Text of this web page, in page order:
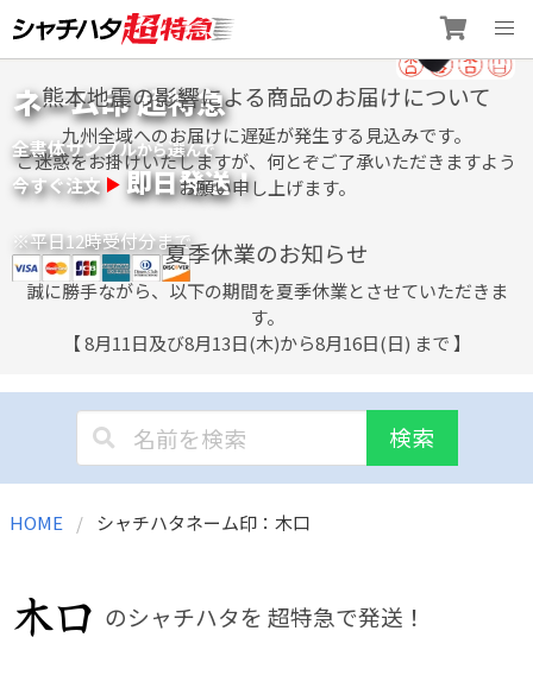
to
content
ネーム印 超特急
全書体サンプルから選んで
今すぐ注文 即日発送！
※平日12時受付分まで
熊本地震の影響による商品のお届けについて
九州全域へのお届けに遅延が発生する見込みです。
ご迷惑をお掛けいたしますが、何とぞご了承いただきますよう
お願い申し上げます。
夏季休業のお知らせ
誠に勝手ながら、以下の期間を夏季休業とさせていただきま
す。
【 8月11日及び8月13日(木)から8月16日(日) まで 】
検索
HOME シャチハタネーム印：木口
のシャチハタを 超特急で発送！